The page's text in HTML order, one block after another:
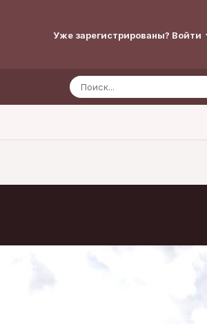
Уже зарегистрированы? Войти